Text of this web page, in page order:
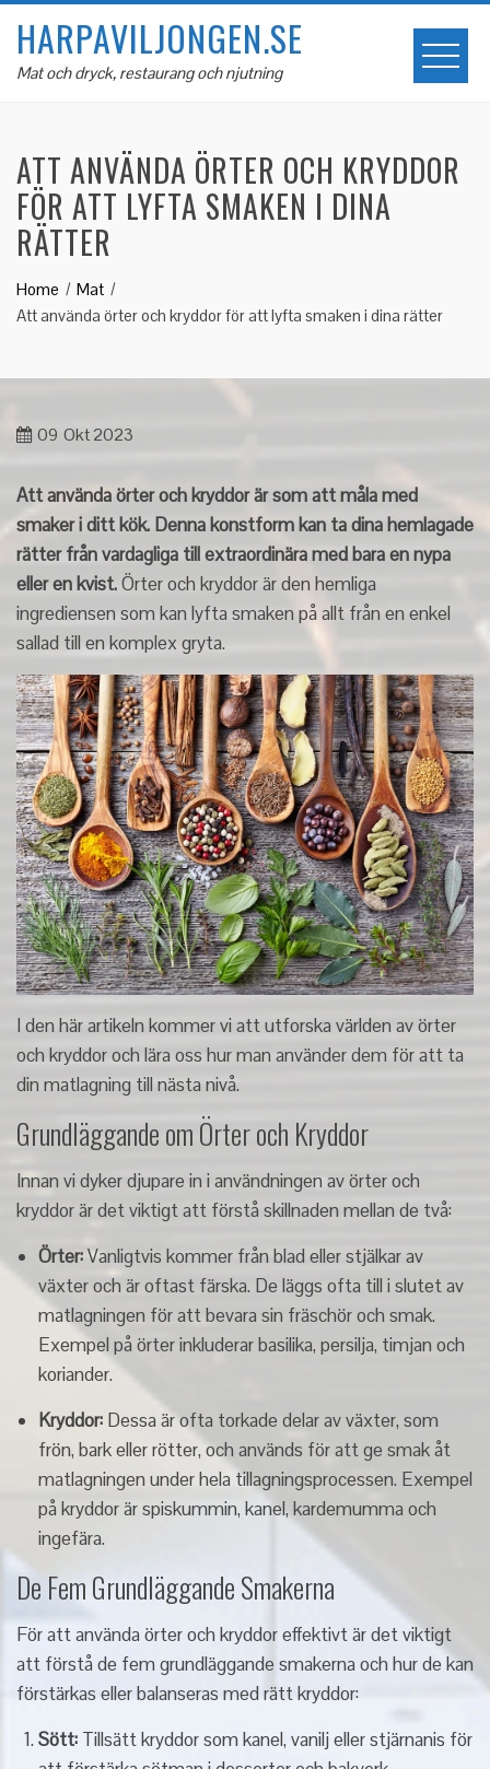
content
HARPAVILJONGEN.SE
Mat och dryck, restaurang och njutning
ATT ANVÄNDA ÖRTER OCH KRYDDOR
FÖR ATT LYFTA SMAKEN I DINA
RÄTTER
Home
Mat
Att använda örter och kryddor för att lyfta smaken i dina rätter
09 Okt 2023
Att använda örter och kryddor är som att måla med
smaker i ditt kök. Denna konstform kan ta dina hemlagade
rätter från vardagliga till extraordinära med bara en nypa
eller en kvist.Örter och kryddor är den hemliga
ingrediensen som kan lyfta smaken på allt från en enkel
sallad till en komplex gryta.
I den här artikeln kommer vi att utforska världen av örter
och kryddor och lära oss hur man använder dem för att ta
din matlagning till nästa nivå.
Grundläggande om Örter och Kryddor
Innan vi dyker djupare in i användningen av örter och
kryddor är det viktigt att förstå skillnaden mellan de två:
Örter:Vanligtvis kommer från blad eller stjälkar av
växter och är oftast färska. De läggs ofta till i slutet av
matlagningen för att bevara sin fräschör och smak.
Exempel på örter inkluderar basilika, persilja, timjan och
koriander.
Kryddor: Dessa är ofta torkade delar av växter, som
frön, bark eller rötter, och används för att ge smak åt
matlagningen under hela tillagningsprocessen. Exempel
på kryddor är spiskummin, kanel, kardemumma och
ingefära.
De Fem Grundläggande Smakerna
För att använda örter och kryddor effektivt är det viktigt
att förstå de fem grundläggande smakerna och hur de kan
förstärkas eller balanseras med rätt kryddor:
Sött: Tillsätt kryddor som kanel, vanilj eller stjärnanis för